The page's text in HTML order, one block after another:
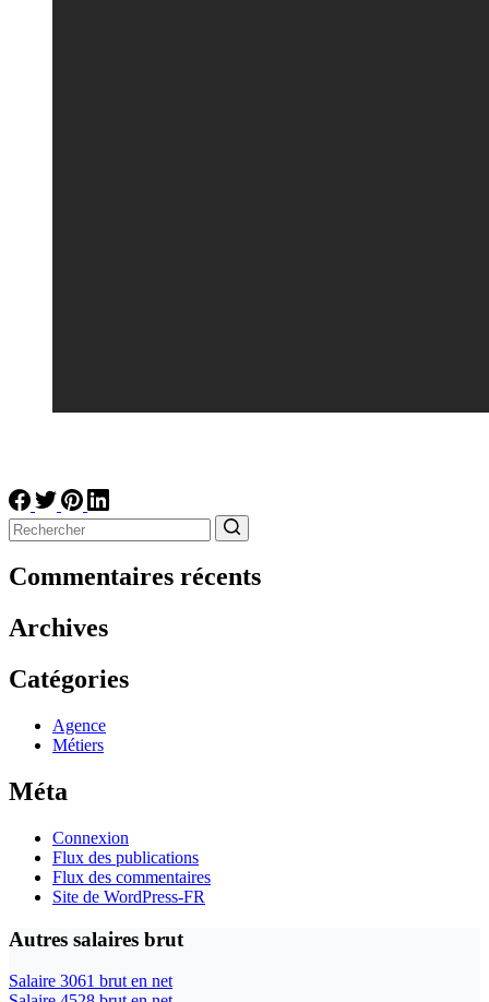
résultat
Commentaires récents
Archives
Catégories
Agence
Métiers
Méta
Connexion
Flux des publications
Flux des commentaires
Site de WordPress-FR
Autres salaires brut
Salaire 3061 brut en net